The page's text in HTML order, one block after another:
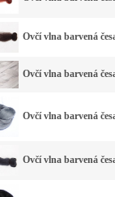
Ovčí vlna barvená
Ovčí vlna barvená
Ovčí vlna barvená
Ovčí vlna barvená